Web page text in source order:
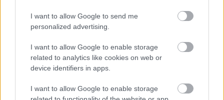
I want to allow Google to send me
personalized advertising.
I want to allow Google to enable storage
related to analytics like cookies on web or
device identifiers in apps.
I want to allow Google to enable storage